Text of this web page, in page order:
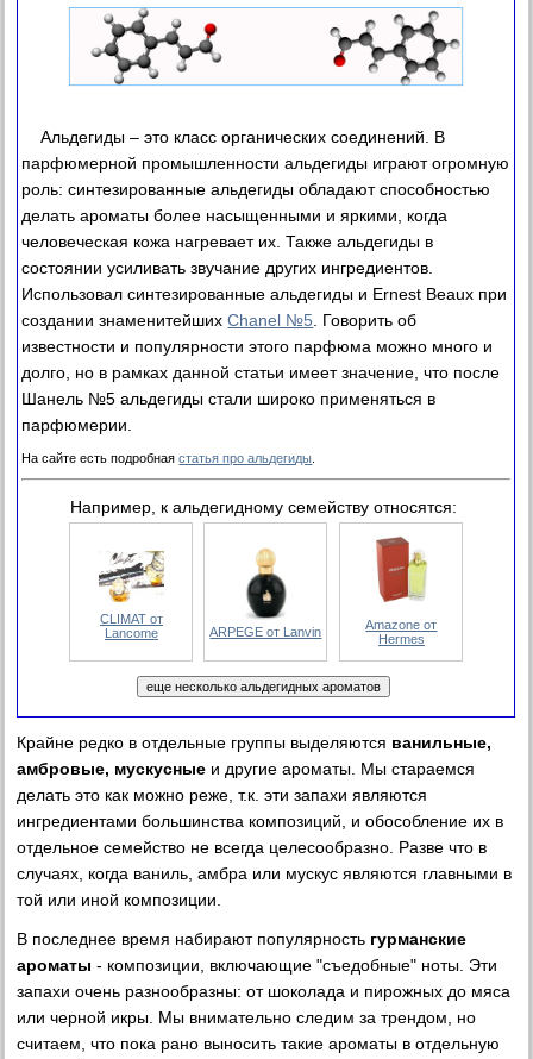
Альдегиды – это класс органических соединений. В
парфюмерной промышленности альдегиды играют огромную
роль: синтезированные альдегиды обладают способностью
делать ароматы более насыщенными и яркими, когда
человеческая кожа нагревает их. Также альдегиды в
состоянии усиливать звучание других ингредиентов.
Использовал синтезированные альдегиды и Ernest Beaux при
создании знаменитейшихChanel №5. Говорить об
известности и популярности этого парфюма можно много и
долго, но в рамках данной статьи имеет значение, что после
Шанель №5 альдегиды стали широко применяться в
парфюмерии.
На сайте есть подробнаястатья про альдегиды
Например, к альдегидному семейству относятся:
CLIMAT от
Lancome
ARPEGE от Lanvin
Amazone от
Hermes
Крайне редко в отдельные группы выделяются ванильные,
амбровые, мускусные и другие ароматы. Мы стараемся
делать это как можно реже, т.к. эти запахи являются
ингредиентами большинства композиций, и обособление их в
отдельное семейство не всегда целесообразно. Разве что в
случаях, когда ваниль, амбра или мускус являются главными в
той или иной композиции.
В последнее время набирают популярность гурманские
ароматы- композиции, включающие "съедобные" ноты. Эти
запахи очень разнообразны: от шоколада и пирожных до мяса
или черной икры. Мы внимательно следим за трендом, но
считаем, что пока рано выносить такие ароматы в отдельную